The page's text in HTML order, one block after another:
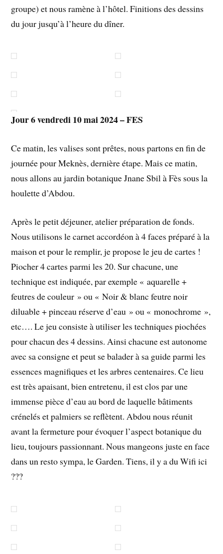
groupe) et nous ramène à l’hôtel. Finitions des dessins
du jour jusqu’à l’heure du dîner.
Jour 6 vendredi 10 mai 2024 – FES
Ce matin, les valises sont prêtes, nous partons en fin de
journée pour Meknès, dernière étape. Mais ce matin,
nous allons au jardin botanique Jnane Sbil à Fès sous la
houlette d’Abdou.
Après le petit déjeuner, atelier préparation de fonds.
Nous utilisons le carnet accordéon à 4 faces préparé à la
maison et pour le remplir, je propose le jeu de cartes !
Piocher 4 cartes parmi les 20. Sur chacune, une
technique est indiquée, par exemple « aquarelle +
feutres de couleur » ou « Noir & blanc feutre noir
diluable + pinceau réserve d’eau » ou « monochrome »,
etc…. Le jeu consiste à utiliser les techniques piochées
pour chacun des 4 dessins. Ainsi chacune est autonome
avec sa consigne et peut se balader à sa guide parmi les
essences magnifiques et les arbres centenaires. Ce lieu
est très apaisant, bien entretenu, il est clos par une
immense pièce d’eau au bord de laquelle bâtiments
crénelés et palmiers se reflètent. Abdou nous réunit
avant la fermeture pour évoquer l’aspect botanique du
lieu, toujours passionnant. Nous mangeons juste en face
dans un resto sympa, le Garden. Tiens, il y a du Wifi ici
???